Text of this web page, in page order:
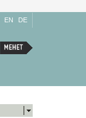
EN DE